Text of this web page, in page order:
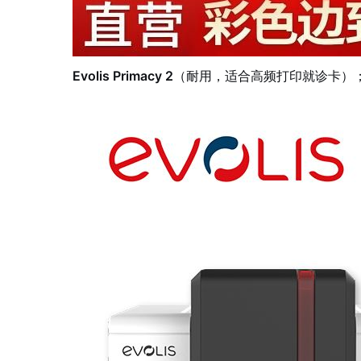
Evolis Primacy 2 （耐用，适合高频打印就诊卡）